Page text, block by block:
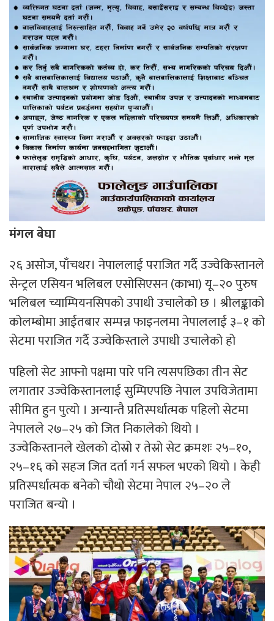
मंगल बेघा
२६ असोज, पाँचथर। नेपाललाई पराजित गर्दै उज्वेकिस्तानले
सेन्ट्रल एसियन भलिबल एसोसिएसन (काभा) यू–२० पुरुष
भलिबल च्याम्पियनसिपको उपाधी उचालेको छ । श्रीलङ्काको
कोलम्बोमा आईतबार सम्पन्न फाइनलमा नेपाललाई ३–१ को
सेटमा पराजित गर्दै उज्वेकिस्ताले उपाधी उचालेको हो
पहिलो सेट आफ्नो पक्षमा पारे पनि त्यसपछिका तीन सेट
लगातार उज्वेकिस्तानलाई सुम्पिएपछि नेपाल उपविजेतामा
सीमित हुन पुत्यो । अन्यान्तै प्रतिस्पर्धात्मक पहिलो सेटमा
नेपालले २७–२५ को जित निकालेको थियो ।
उज्वेकिस्तानले खेलको दोस्रो र तेस्रो सेट क्रमशः २५–१०,
२५–१६ को सहज जित दर्ता गर्न सफल भएको थियो । केही
प्रतिस्पर्धात्मक बनेको चौथो सेटमा नेपाल २५–२० ले
पराजित बन्यो ।